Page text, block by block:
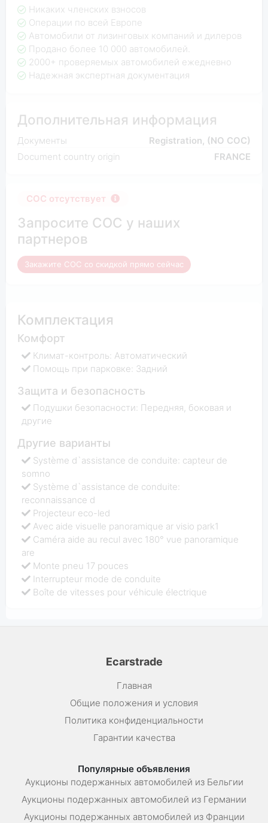
Никаких членских взносов
Операции по всей Европе
Автомобили от лизинговых компаний и дилеров
Продано более 10 000 автомобилей.
2000+ проверяемых автомобилей ежедневно
Надежная экспертная документация
Дополнительная информация
Документы
Registration, (NO COC)
Document country origin
FRANCE
COC отсутствует
Запросите COC у наших
партнеров
Закажите COC со скидкой прямо сейчас
Комплектация
Комфорт
Климат-контроль: Автоматический
Помощь при парковке: Задний
Защита и безопасность
Подушки безопасности: Передняя, боковая и
другие
Другие варианты
Système d`assistance de conduite: capteur de
somno
Système d`assistance de conduite:
reconnaissance d
Projecteur eco-led
Avec aide visuelle panoramique ar visio park1
Caméra aide au recul avec 180° vue panoramique
are
Monte pneu 17 pouces
Interrupteur mode de conduite
Boîte de vitesses pour véhicule électrique
Ecarstrade
Главная
Общие положения и условия
Политика конфиденциальности
Гарантии качества
Популярные объявления
Аукционы подержанных автомобилей из Бельгии
Аукционы подержанных автомобилей из Германии
Аукционы подержанных автомобилей из Франции